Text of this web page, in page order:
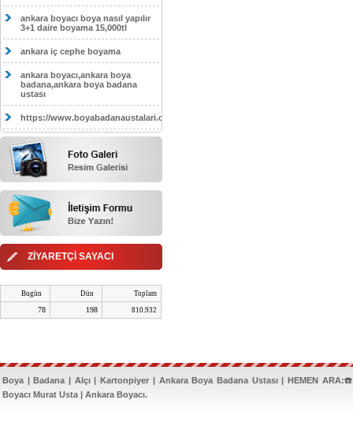
ankara boyacı boya nasıl yapılır
3+1 daire boyama 15,000tl
ankara iç cephe boyama
ankara boyacı,ankara boya
badana,ankara boya badana
ustası
https://www.boyabadanaustalari.com/
ZİYARETÇİ SAYACI
Bugün Dün Toplam
78 198 810.932
Boya | Badana | Alçı | Kartonpiyer | Ankara Boya Badana Ustası | HEMEN
Boyacı Murat Usta | Ankara Boyacı.